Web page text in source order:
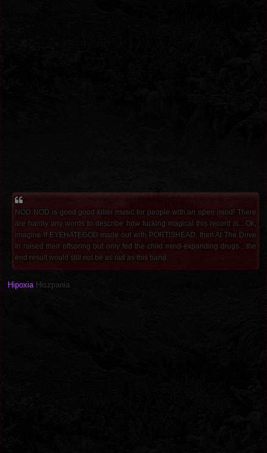
NOD NOD is good good killer music for people with an open mind! There
are hardly any words to describe how fucking magical this record is…Ok,
imagine if EYEHATEGOD made out with PORTISHEAD, then At The Drive
In raised their offspring but only fed the child mind-expanding drugs…the
end result would still not be as rad as this band.
Hipoxia Hiszpania